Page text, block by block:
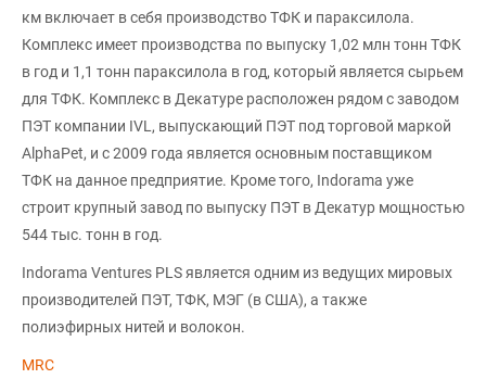
км включает в себя производство ТФК и параксилола.
Комплекс имеет производства по выпуску 1,02 млн тонн ТФК
в год и 1,1 тонн параксилола в год, который является сырьем
для ТФК. Комплекс в Декатуре расположен рядом с заводом
ПЭТ компании IVL, выпускающий ПЭТ под торговой маркой
AlphaPet, и с 2009 года является основным поставщиком
ТФК на данное предприятие. Кроме того, Indorama уже
строит крупный завод по выпуску ПЭТ в Декатур мощностью
544 тыс. тонн в год.
Indorama Ventures PLS является одним из ведущих мировых
производителей ПЭТ, ТФК, МЭГ (в США), а также
полиэфирных нитей и волокон.
MRC